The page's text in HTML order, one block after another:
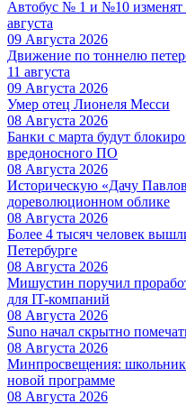
Автобус № 1 и №10 изменят
августа
09 Августа 2026
Движение по тоннелю
11 августа
09 Августа 2026
Умер отец Лионеля Месси
08 Августа 2026
Банки с марта будут
вредоносного ПО
08 Августа 2026
Историческую «Дачу
дореволюционном облике
08 Августа 2026
Более 4 тысяч человек
Петербурге
08 Августа 2026
Мишустин поручил
для IT-компаний
08 Августа 2026
Suno начал скрытно
08 Августа 2026
Минпросвещения:
новой программе
08 Августа 2026